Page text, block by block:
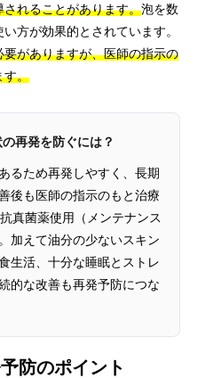
れることがあります。泡を数
方が効果的とされています。
がありますが、医師の指示の
す。
再発を防ぐには？
るため再発しやすく、長期
後も医師の指示のもと治療
真菌薬使用（メンテナンス
加えて油分の少ないスキン
生活、十分な睡眠とストレ
的な改善も再発予防につな
防のポイント